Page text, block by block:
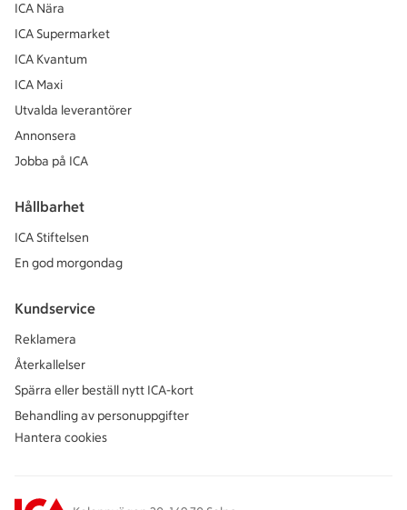
ICA Nära
ICA Supermarket
ICA Kvantum
ICA Maxi
Utvalda leverantörer
Annonsera
Jobba på ICA
Hållbarhet
ICA Stiftelsen
En god morgondag
Kundservice
Reklamera
Återkallelser
Spärra eller beställ nytt ICA-kort
Behandling av personuppgifter
Hantera cookies